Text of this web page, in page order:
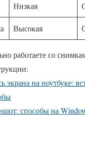
Низкая
Высокая
работаете со
экрана на ноутбуке:
способы на